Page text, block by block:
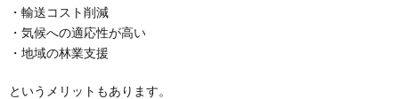
・輸送コスト削減
・気候への適応性が高い
・地域の林業支援
というメリットもあります。